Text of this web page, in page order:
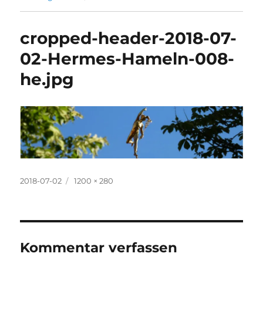
cropped-header-2018-07-
02-Hermes-Hameln-008-
he.jpg
Veröffentlicht
2018-07-02 Originalgröße
1200 × 280
Kommentar verfassen